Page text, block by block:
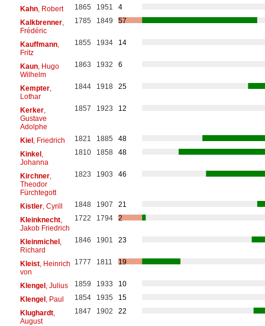
Kahn, Robert 1865 1951
4
Kalkbrenner,
Frédéric
1785 1849 57
Kauffmann,
Fritz
1855 1934 14
Kaun, Hugo
Wilhelm
1863 1932 6
Kempter,
Lothar
1844 1918 25
Kerker,
Gustave
Adolphe
1857 1923 12
Kiel, Friedrich 1821 1885
48
Kinkel,
Johanna
1810 1858 48
Kirchner,
Theodor
Fürchtegott
1823 1903 46
Kistler, Cyrill 1848 1907
21
Kleinknecht,
Jakob Friedrich
1722 1794 2
Kleinmichel,
Richard
1846 1901 23
Kleist, Heinrich
von
1777 1811 19
Klengel, Julius 1859 1933
10
Klengel, Paul 1854 1935
15
Klughardt,
August
1847 1902 22